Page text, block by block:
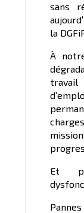
sans
la
À
Et